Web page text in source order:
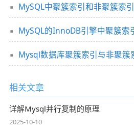
MySQL中聚簇索引和非聚簇索
MySQL的InnoDB引擎中聚簇索
Mysql数据库聚簇索引与非聚簇
相关文章
详解Mysql并行复制的原理
2025-10-10